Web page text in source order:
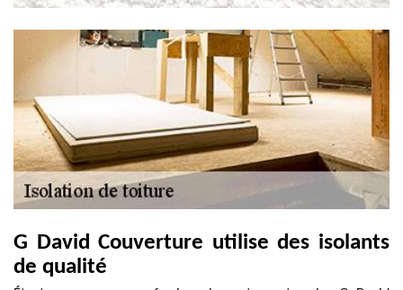
G David Couverture utilise des isolants
de qualité